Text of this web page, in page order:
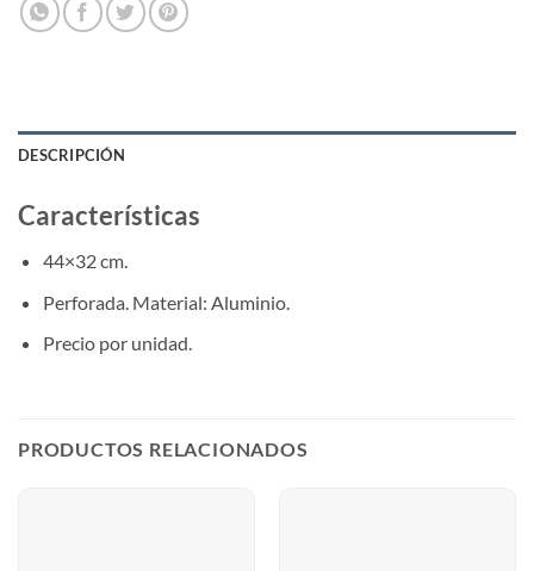
DESCRIPCIÓN
Características
44×32 cm.
Perforada. Material: Aluminio.
Precio por unidad.
PRODUCTOS RELACIONADOS